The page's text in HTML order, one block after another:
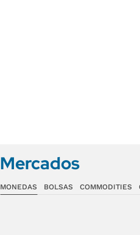
Mercados
MONEDAS BOLSAS COMMODITIES